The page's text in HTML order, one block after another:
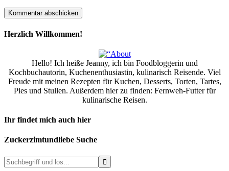
Herzlich Willkommen!
Hello! Ich heiße Jeanny, ich bin Foodbloggerin und
Kochbuchautorin, Kuchenenthusiastin, kulinarisch Reisende. Viel
Freude mit meinen Rezepten für Kuchen, Desserts, Torten, Tartes,
Pies und Stullen. Außerdem hier zu finden: Fernweh-Futter für
kulinarische Reisen.
Ihr findet mich auch hier
Zuckerzimtundliebe Suche